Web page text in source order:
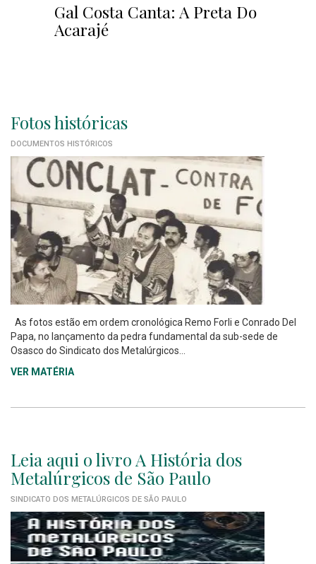
Gal Costa Canta: A Preta Do
Acarajé
Fotos históricas
DOCUMENTOS HISTÓRICOS
As fotos estão em ordem cronológica Remo Forli e Conrado Del
Papa, no lançamento da pedra fundamental da sub-sede de
Osasco do Sindicato dos Metalúrgicos...
VER MATÉRIA
Leia aqui o livro A História dos
Metalúrgicos de São Paulo
SINDICATO DOS METALÚRGICOS DE SÃO PAULO